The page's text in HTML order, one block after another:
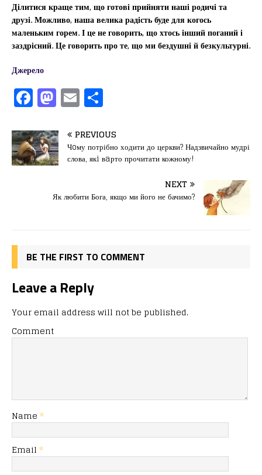
Ділитися краще тим, що готові прийняти наші родичі та
друзі. Можливо, наша велика радість буде для когось
маленьким горем. І це не говорить, що хтось інший поганий і
заздрісний. Це говорить про те, що ми бездушні й безкультурні.
Джерело
F
a
c
e
b
M
a
st
o
d
o
n
E
m
ai
l
іл
и
т
ис
я
PREVIOUS
Чoму потрібно ходити до церкви? Надзвичайно мудрі
слова, якi вaрто прочитати кожному!
NEXT
Як любити Бога, якщо ми його не бачимо?
BE THE FIRST TO COMMENT
Leave a Reply
Your email address will not be published.
Comment
Name *
Email *